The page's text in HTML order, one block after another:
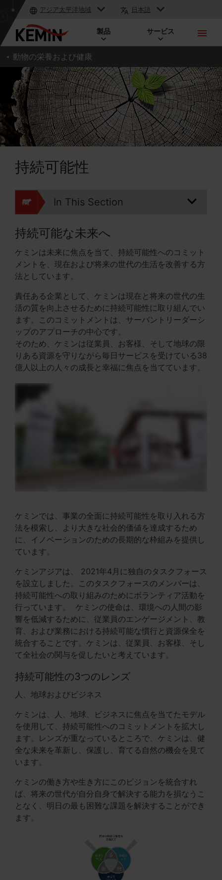
アジア太平洋地域 日本語
製品 サービス
動物の栄養および健康
持続可能性
In This Section
持続可能な未来へ
ケミンは未来に焦点を当て、持続可能性へのコミット
メントを、現在および将来の世代の生活を改善する方
法としています。
責任ある企業として、ケミンは現在と将来の世代の生
活の質を向上させるために持続可能性に取り組んでい
ます。このコミットメントは、サーバントリーダーシ
ップのアプローチの中心です。
そのため、ケミンは従業員、お客様、そして地球の限
りある資源を守りながら毎日サービスを受けている38
億人以上の人々の成長と幸福に焦点を当てています。
ケミンでは、事業の全面に持続可能性を取り入れる方
法を模索し、より大きな社会的価値を達成するため
に、イノベーションのための長期的な枠組みを提供し
ています。
ケミンアジアは、 2021年4月に独自のタスクフォース
を設立しました。このタスクフォースのメンバーは、
持続可能性への取り組みのためにボランティア活動を
行っています。 ケミンの使命は、環境への人間の影
響を低減するために、従業員のエンゲージメント、教
育、および業務における持続可能な慣行と資源保全を
統合することです。ケミンは、従業員、お客様、そし
て全社会の関与を促したいと考えています。
持続可能性の3つのレンズ
人、地球およびビジネス
ケミンは、人、地球、ビジネスに焦点を当てたモデル
を使用して、持続可能性へのコミットメントを拡大し
ます。レンズが重なっているところで、ケミンは、健
全な未来を革新し、保護し、育てる自然の機会を見て
います。
ケミンの働き方や生き方にこのビジョンを統合すれ
ば、将来の世代が自分自身で解決する能力を損なうこ
となく、明日の最も困難な課題を解決することができ
ます。